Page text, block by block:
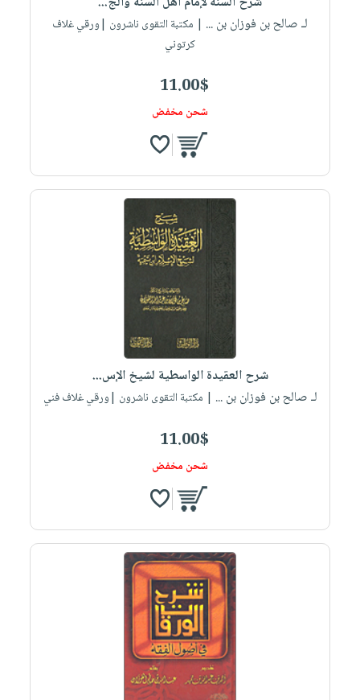
لـ صالح بن فوزان بن ... | مكتبة التقوى ناشرون |ورقي غلاف
كرتوني
11.00$
شحن مخفض
شرح العقيدة الواسطية لشيخ الإس...
لـ صالح بن فوزان بن ... | مكتبة التقوى ناشرون |ورقي غلاف فني
11.00$
شحن مخفض